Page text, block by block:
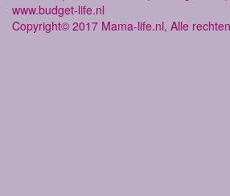
www.budget-life.nl
Copyright© 2017 Mama-life.nl, Alle